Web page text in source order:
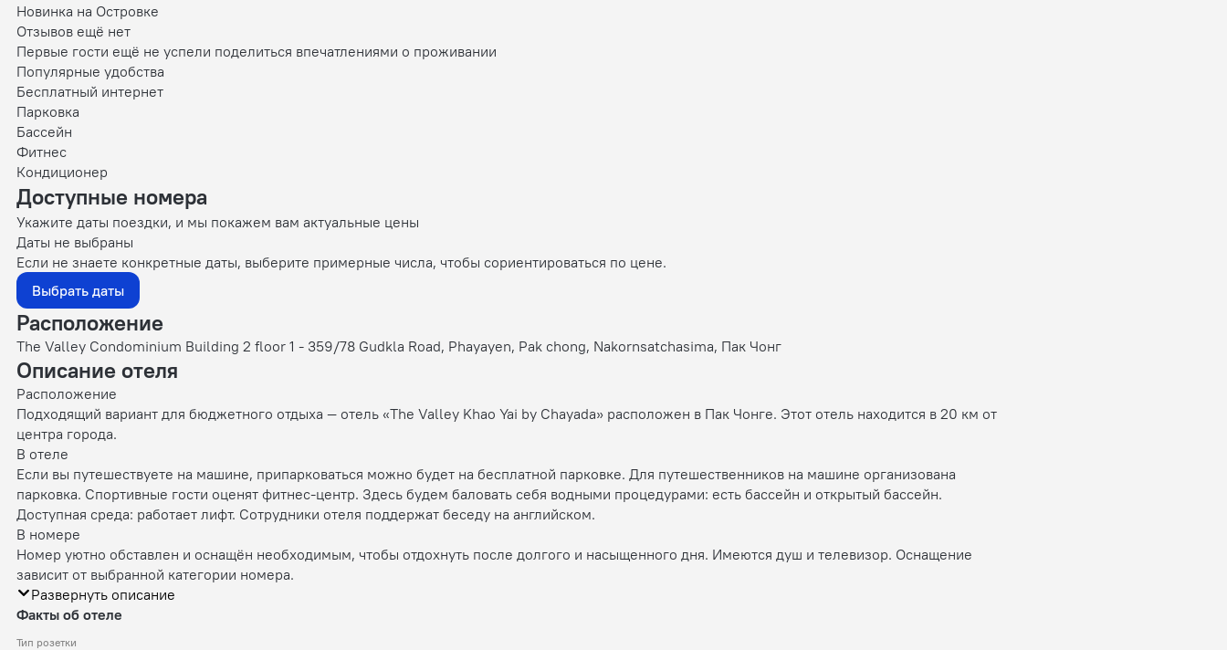
Новинка на Островке
Отзывов ещё нет
Первые гости ещё не успели поделиться впечатлениями о проживании
Популярные удобства
Бесплатный интернет
Парковка
Бассейн
Фитнес
Кондиционер
Доступные номера
Укажите даты поездки, и мы покажем вам актуальные цены
Даты не выбраны
Если не знаете конкретные даты, выберите примерные числа, чтобы сориентироваться по цене.
Выбрать даты
Расположение
The Valley Condominium Building 2 floor 1 - 359/78 Gudkla Road, Phayayen, Pak chong, Nakornsatchasima, Пак Чонг
Описание отеля
Расположение
Подходящий вариант для бюджетного отдыха — отель «The Valley Khao Yai by Chayada» расположен в Пак Чонге. Этот отель находится в 20 км от
центра города.
В отеле
Если вы путешествуете на машине, припарковаться можно будет на бесплатной парковке. Для путешественников на машине организована
парковка. Спортивные гости оценят фитнес-центр. Здесь будем баловать себя водными процедурами: есть бассейн и открытый бассейн.
Доступная среда: работает лифт. Сотрудники отеля поддержат беседу на английском.
В номере
Номер уютно обставлен и оснащён необходимым, чтобы отдохнуть после долгого и насыщенного дня. Имеются душ и телевизор. Оснащение
зависит от выбранной категории номера.
Развернуть описание
Факты об отеле
Тип розетки